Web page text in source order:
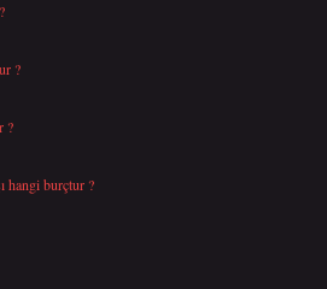
?
?
hangi burçtur ?